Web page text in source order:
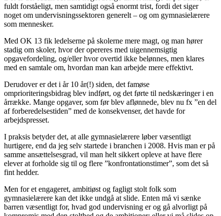
fuldt forståeligt, men samtidigt også enormt trist, fordi det siger
noget om undervisningssektoren generelt – og om gymnasielærere
som mennesker.
Med OK 13 fik ledelserne på skolerne mere magt, og man hører
stadig om skoler, hvor der opereres med uigennemsigtig
opgavefordeling, og/eller hvor overtid ikke belønnes, men klares
med en samtale om, hvordan man kan arbejde mere effektivt.
Derudover er det i år 10 år(!) siden, det famøse
omprioriteringsbidrag blev indført, og det førte til nedskæringer i en
årrække. Mange opgaver, som før blev aflønnede, blev nu fx ”en del
af forberedelsestiden” med de konsekvenser, det havde for
arbejdspresset.
I praksis betyder det, at alle gymnasielærere løber væsentligt
hurtigere, end da jeg selv startede i branchen i 2008. Hvis man er på
samme ansættelsesgrad, vil man helt sikkert opleve at have flere
elever at forholde sig til og flere ”konfrontationstimer”, som det så
fint hedder.
Men for et engageret, ambitiøst og fagligt stolt folk som
gymnasielærere kan det ikke undgå at slide. Enten må vi sænke
barren væsentligt for, hvad god undervisning er og gå alvorligt på